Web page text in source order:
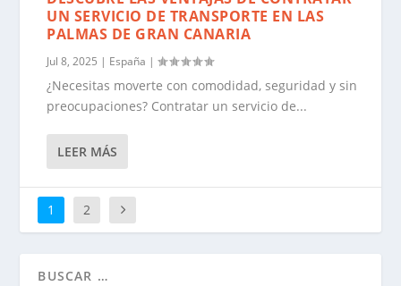
UN SERVICIO DE TRANSPORTE EN LAS
PALMAS DE GRAN CANARIA
Jul 8, 2025 | España |
¿Necesitas moverte con comodidad, seguridad y sin
preocupaciones? Contratar un servicio de...
LEER MÁS
1 2